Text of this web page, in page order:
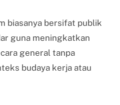
biasanya bersifat publik
guna meningkatkan
general tanpa
budaya kerja atau